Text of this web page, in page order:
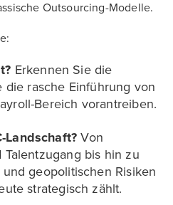
Outsourcing-Modelle.
Erkennen Sie die
die rasche Einführung von
Bereich vorantreiben.
Landschaft? Von
bis hin zu
geopolitischen Risiken
strategisch zählt.